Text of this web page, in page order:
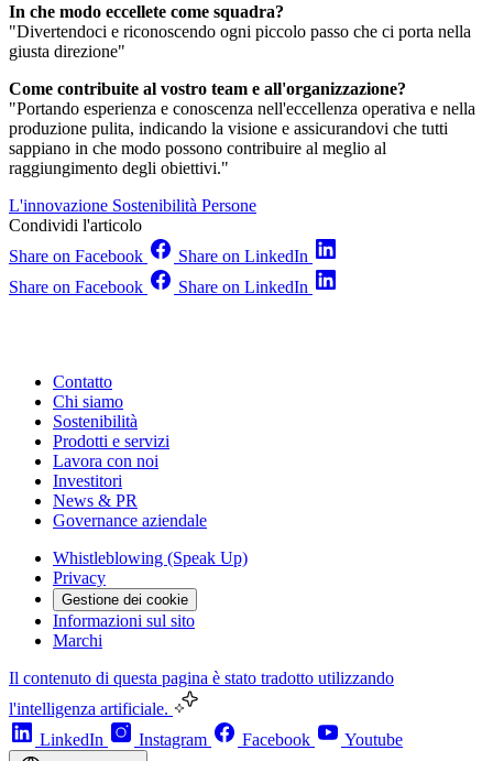
In che modo eccellete come squadra?
"Divertendoci e riconoscendo ogni piccolo passo che ci porta nella
giusta direzione"
Come contribuite al vostro team e all'organizzazione?
"Portando esperienza e conoscenza nell'eccellenza operativa e nella
produzione pulita, indicando la visione e assicurandovi che tutti
sappiano in che modo possono contribuire al meglio al
raggiungimento degli obiettivi."
L'innovazione Sostenibilità Persone
Condividi l'articolo
Share on Facebook
Share on LinkedIn
Share on Facebook
Share on LinkedIn
Contatto
Chi siamo
Sostenibilità
Prodotti e servizi
Lavora con noi
Investitori
News & PR
Governance aziendale
Whistleblowing (Speak Up)
Privacy
Gestione dei cookie
Informazioni sul sito
Marchi
Il contenuto di questa pagina è stato tradotto utilizzando
l'intelligenza artificiale.
LinkedIn
Instagram Facebook Youtube